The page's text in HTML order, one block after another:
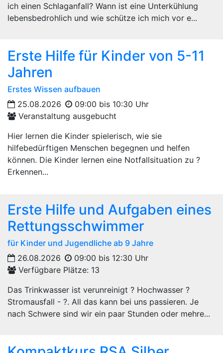
ich einen Schlaganfall? Wann ist eine Unterkühlung
lebensbedrohlich und wie schütze ich mich vor e...
Erste Hilfe für Kinder von 5-11
Jahren
Erstes Wissen aufbauen
25.08.2026
09:00 bis 10:30 Uhr
Veranstaltung ausgebucht
Hier lernen die Kinder spielerisch, wie sie
hilfebedürftigen Menschen begegnen und helfen
können. Die Kinder lernen eine Notfallsituation zu ?
Erkennen...
Erste Hilfe und Aufgaben eines
Rettungsschwimmer
für Kinder und Jugendliche ab 9 Jahre
26.08.2026
09:00 bis 12:30 Uhr
Verfügbare Plätze: 13
Das Trinkwasser ist verunreinigt ? Hochwasser ?
Stromausfall - ?. All das kann bei uns passieren. Je
nach Schwere sind wir ein paar Stunden oder mehre...